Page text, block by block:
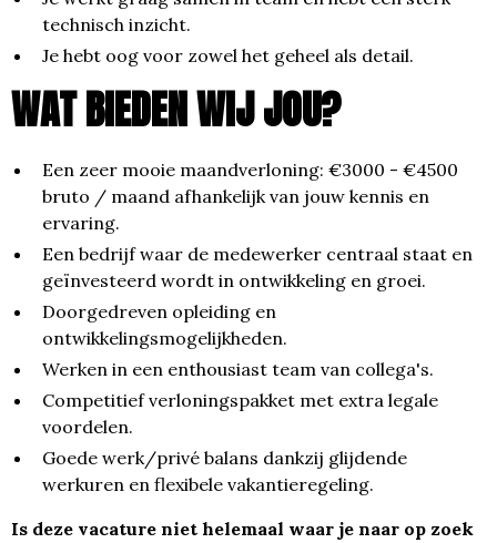
technisch inzicht.
Je hebt oog voor zowel het geheel als detail.
WAT BIEDEN WIJ JOU?
Een zeer mooie maandverloning: €3000 - €4500
bruto / maand afhankelijk van jouw kennis en
ervaring.
Een bedrijf waar de medewerker centraal staat en
geïnvesteerd wordt in ontwikkeling en groei.
Doorgedreven opleiding en
ontwikkelingsmogelijkheden.
Werken in een enthousiast team van collega's.
Competitief verloningspakket met extra legale
voordelen.
Goede werk/privé balans dankzij glijdende
werkuren en flexibele vakantieregeling.
Is deze vacature niet helemaal waar je naar op zoek